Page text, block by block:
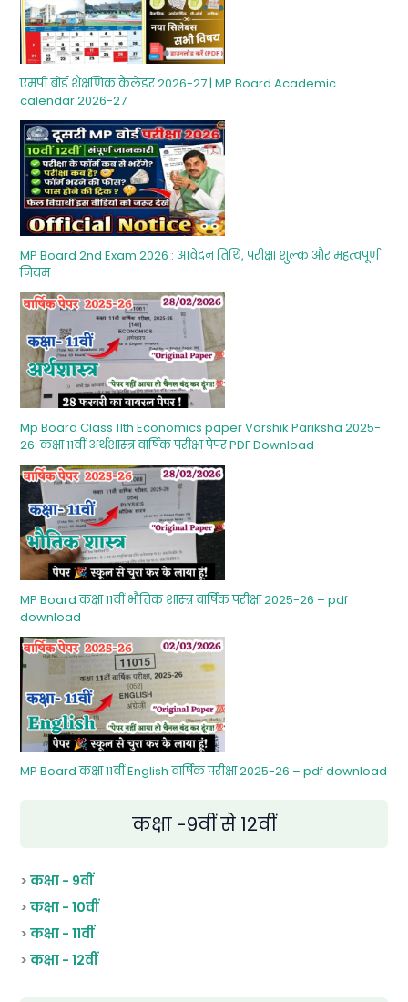
एमपी बोर्ड शैक्षणिक कैलेंडर 2026-27 | MP Board Academic
calendar 2026-27
MP Board 2nd Exam 2026 : आवेदन तिथि, परीक्षा शुल्‍क और महत्‍वपूर्ण
नियम
Mp Board Class 11th Economics paper Varshik Pariksha 2025-
26: कक्षा 11वीं अर्थशास्‍त्र वार्षिक परीक्षा पेपर PDF Download
MP Board कक्षा 11वीं भौतिक शास्‍त्र वार्षिक परीक्षा 2025-26 – pdf
download
MP Board कक्षा 11वीं English वार्षिक परीक्षा 2025-26 – pdf download
कक्षा -9वीं से 12वीं
>कक्षा - 9वीं
>कक्षा - 10वीं
>कक्षा - 11वीं
>कक्षा - 12वीं